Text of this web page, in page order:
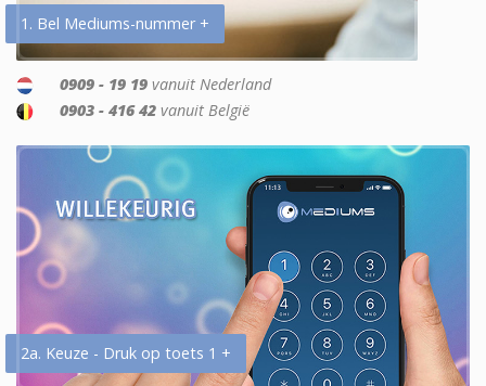
1. Bel Mediums-nummer +
0909 - 19 19 vanuit Nederland
0903 - 416 42 vanuit België
2a. Keuze - Druk op toets 1 +